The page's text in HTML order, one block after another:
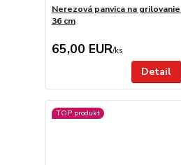
Nerezová panvica na
36 cm
65,00 EUR/ks
Detail
TOP produkt